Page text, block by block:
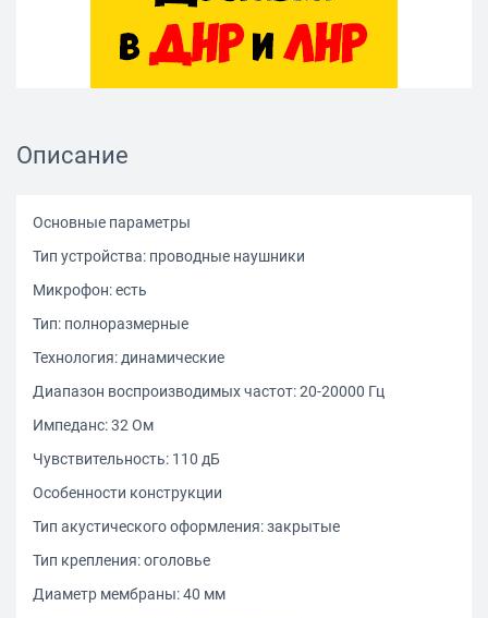
Описание
Основные параметры
Тип устройства: проводные наушники
Микрофон: есть
Тип: полноразмерные
Технология: динамические
Диапазон воспроизводимых частот: 20-20000 Гц
Импеданс: 32 Ом
Чувствительность: 110 дБ
Особенности конструкции
Тип акустического оформления: закрытые
Тип крепления: оголовье
Диаметр мембраны: 40 мм